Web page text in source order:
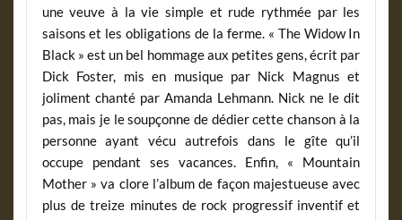
une veuve à la vie simple et rude rythmée par les
saisons et les obligations de la ferme. « The Widow In
Black » est un bel hommage aux petites gens, écrit par
Dick Foster, mis en musique par Nick Magnus et
joliment chanté par Amanda Lehmann. Nick ne le dit
pas, mais je le soupçonne de dédier cette chanson à la
personne ayant vécu autrefois dans le gîte qu’il
occupe pendant ses vacances. Enfin, « Mountain
Mother » va clore l’album de façon majestueuse avec
plus de treize minutes de rock progressif inventif et